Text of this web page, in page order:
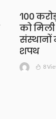
‘100
को
संस्थानों
शपथ
8